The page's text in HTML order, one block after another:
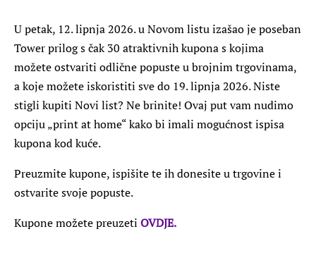
U petak, 12. lipnja 2026. u Novom listu izašao je poseban
Tower prilog s čak 30 atraktivnih kupona s kojima
možete ostvariti odlične popuste u brojnim trgovinama,
a koje možete iskoristiti sve do 19. lipnja 2026. Niste
stigli kupiti Novi list? Ne brinite! Ovaj put vam nudimo
opciju „print at home“ kako bi imali mogućnost ispisa
kupona kod kuće.
Preuzmite kupone, ispišite te ih donesite u trgovine i
ostvarite svoje popuste.
Kupone možete preuzeti OVDJE.